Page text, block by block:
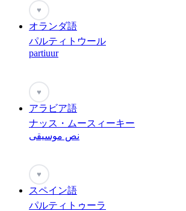
♥
オランダ語
パルティトウール
partiuur
♥
アラビア語
ナッス・ムースィーキー
نص موسيقى
♥
スペイン語
パルティトゥーラ